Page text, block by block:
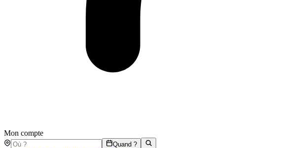
Mon compte
Quand ?